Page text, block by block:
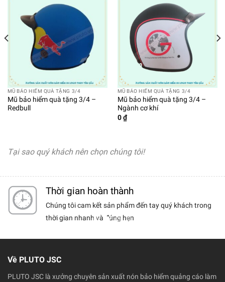
MŨ BẢO HIỂM QUÀ TẶNG 3/4
Mũ bảo hiểm quà tặng 3/4 –
Redbull
MŨ BẢO HIỂM QUÀ TẶNG 3/4
Mũ bảo hiểm quà tặng 3/4 –
Ngành cơ khí
0₫
Tại sao quý khách nên chọn chúng tôi!
chất
Thời gian hoàn thành
Chúng tôi cam kết sản phẩm đến tay quý khách trong
thời gian nhanh và đúng hẹn
Về PLUTO JSC
PLUTO JSC là xưởng chuyên sản xuất nón bảo hiểm quảng cáo làm